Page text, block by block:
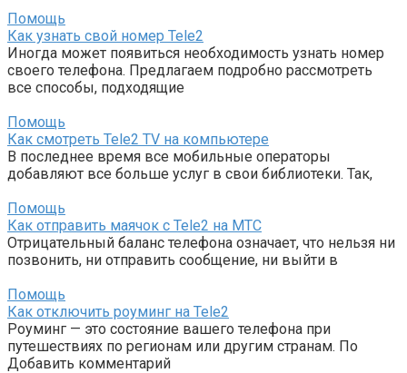
Помощь
Как узнать свой номер Tele2
Иногда может появиться необходимость узнать номер
своего телефона. Предлагаем подробно рассмотреть
все способы, подходящие
Помощь
Как смотреть Tele2 TV на компьютере
В последнее время все мобильные операторы
добавляют все больше услуг в свои библиотеки. Так,
Помощь
Как отправить маячок с Tele2 на МТС
Отрицательный баланс телефона означает, что нельзя ни
позвонить, ни отправить сообщение, ни выйти в
Помощь
Как отключить роуминг на Tele2
Роуминг — это состояние вашего телефона при
путешествиях по регионам или другим странам. По
Добавить комментарий